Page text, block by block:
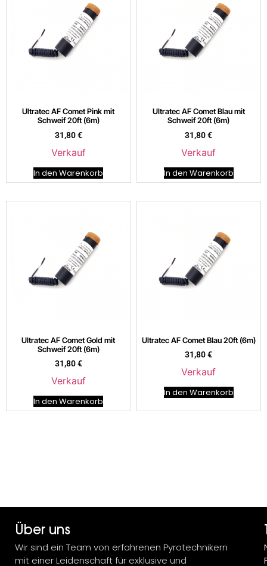
Ultratec AF Comet Pink mit
Schweif 20ft (6m)
31,80€
Verkauf
In den Warenkorb
Ultratec AF Comet Blau mit
Schweif 20ft (6m)
31,80€
Verkauf
In den Warenkorb
Ultratec AF Comet Gold mit
Schweif 20ft (6m)
31,80€
Verkauf
In den Warenkorb
Ultratec AF Comet Blau 20ft (6m)
31,80€
Verkauf
In den Warenkorb
Über uns
Wir sind ein Team von erfahrenen Pyrotechnikern
mit einer Leidenschaft für exklusive und